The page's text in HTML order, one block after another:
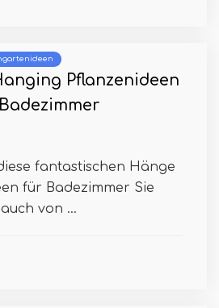
Pflanzenideen
fantastischen Hänge
für Badezimmer Sie
von ...